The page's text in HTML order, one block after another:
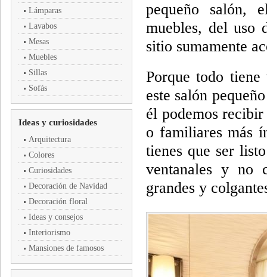
Lámparas
Lavabos
Mesas
Muebles
Sillas
Sofás
Ideas y curiosidades
Arquitectura
Colores
Curiosidades
Decoración de Navidad
Decoración floral
Ideas y consejos
Interiorismo
Mansiones de famosos
pequeño salón,
muebles, del
sitio sumamente
Porque todo tiene
este salón
él podemos
o familiares más
tienes que ser
ventanales y no
grandes y